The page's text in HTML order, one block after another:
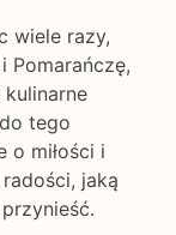
wiele razy,
Pomarańczę,
tego
o miłości i
jaką